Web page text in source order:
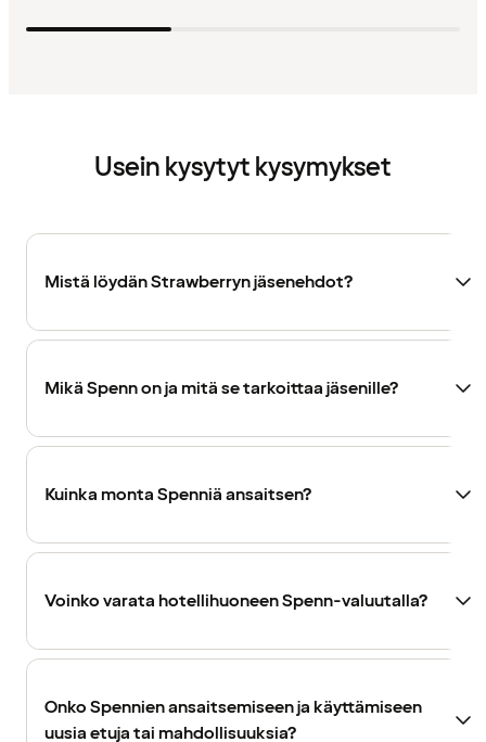
Usein kysytyt kysymykset
Mistä löydän Strawberryn jäsenehdot?
Mikä Spenn on ja mitä se tarkoittaa jäsenille?
Kuinka monta Spenniä ansaitsen?
Voinko varata hotellihuoneen Spenn-valuutalla?
Onko Spennien ansaitsemiseen ja käyttämiseen
uusia etuja tai mahdollisuuksia?